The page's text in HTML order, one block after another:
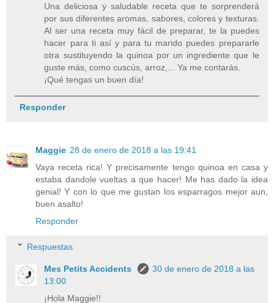
Una deliciosa y saludable receta que te sorprenderá
por sus diferentes aromas, sabores, colores y texturas.
Al ser una receta muy fácil de preparar, te la puedes
hacer para ti así y para tu marido puedes prepararle
otra sustituyendo la quinoa por un ingrediente que le
guste más, como cuscús, arroz,... Ya me contarás.
¡Qué tengas un buen día!
Responder
Maggie 28 de enero de 2018 a las 19:41
Vaya receta rica! Y precisamente tengo quinoa en casa y
estaba dandole vueltas a que hacer! Me has dado la idea
genial! Y con lo que me gustan los esparragos mejor aun,
buen asalto!
Responder
Respuestas
Mes Petits Accidents
30 de enero de 2018 a las
13:00
¡Hola Maggie!!